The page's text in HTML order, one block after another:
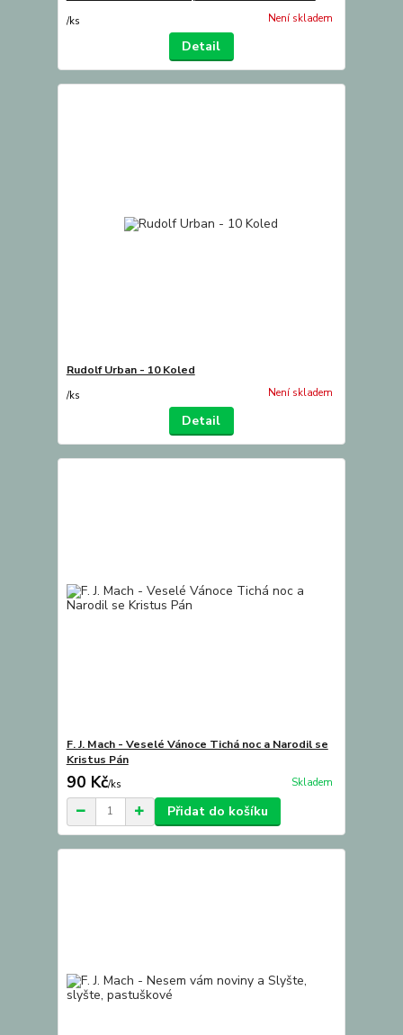
/ks Není skladem
Detail
Rudolf Urban - 10 Koled
/ks Není skladem
Detail
F. J. Mach - Veselé Vánoce Tichá noc a Narodil se
Kristus Pán
90 Kč/ks Skladem
Přidat do košíku